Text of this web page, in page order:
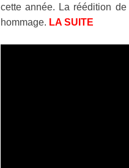
cette année. La réédition
hommage. LA SUITE